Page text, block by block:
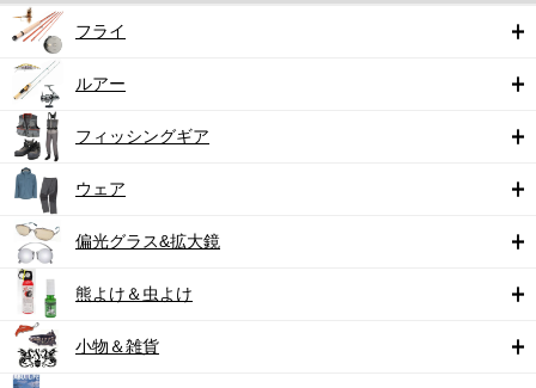
フライ
ルアー
フィッシングギア
ウェア
偏光グラス&拡大鏡
熊よけ＆虫よけ
小物＆雑貨